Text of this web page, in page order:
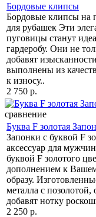
Бордовые клипсы
Бордовые клипсы на
для рубашек Эти
пуговицы станут
гардеробу. Они не
добавят
выполнены из
к износу..
2 750 р.
сравнение
Буква F золотая
Запонки с буквой F
аксессуар для
буквой F золотого
дополнением к
образу.
металла с
добавят нотку
2 250 р.